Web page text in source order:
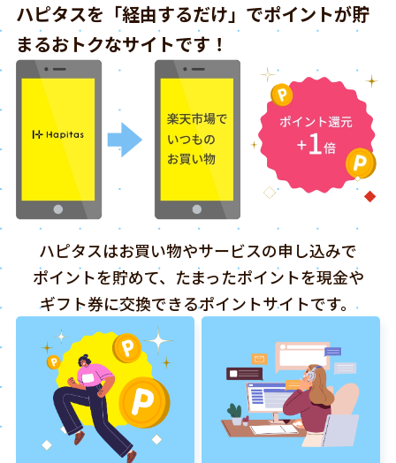
ハピタスを「経由するだけ」でポイントが貯
まるおトクなサイトです！
ハピタスはお買い物やサービスの申し込みで
ポイントを貯めて、たまったポイントを現金や
ギフト券に交換できるポイントサイトです。